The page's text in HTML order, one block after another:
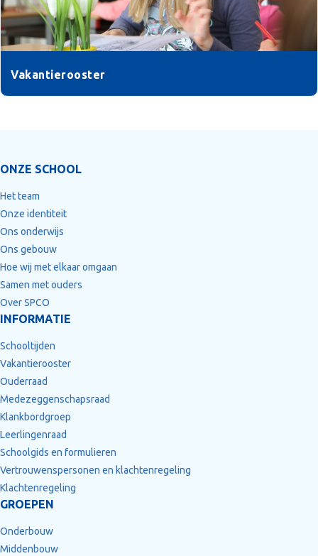
Vakantierooster
ONZE SCHOOL
Het team
Onze identiteit
Ons onderwijs
Ons gebouw
Hoe wij met elkaar omgaan
Samen met ouders
Over SPCO
INFORMATIE
Schooltijden
Vakantierooster
Ouderraad
Medezeggenschapsraad
Klankbordgroep
Leerlingenraad
Schoolgids en formulieren
Vertrouwenspersonen en klachtenregeling
Klachtenregeling
GROEPEN
Onderbouw
Middenbouw